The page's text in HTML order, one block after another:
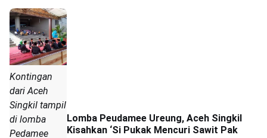
Kontingan
dari Aceh
Singkil tampil
di lomba
Pedamee
Lomba Peudamee Ureung, Aceh Singkil
Kisahkan ‘Si Pukak Mencuri Sawit Pak